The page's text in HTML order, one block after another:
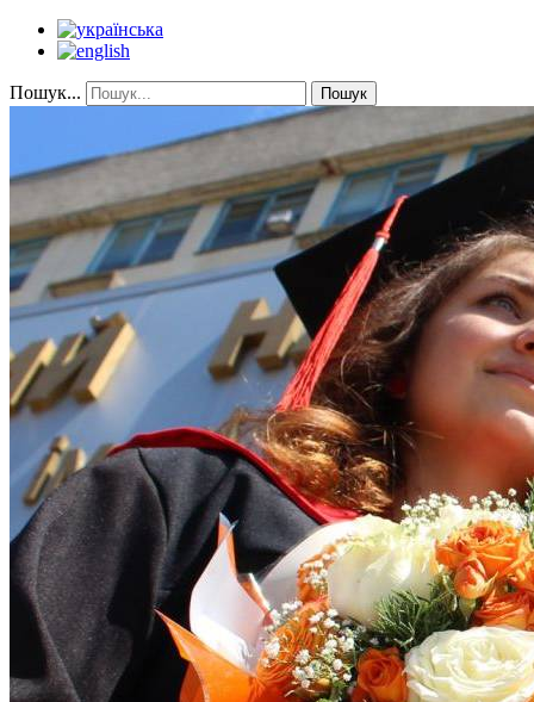
Пошук... Пошук